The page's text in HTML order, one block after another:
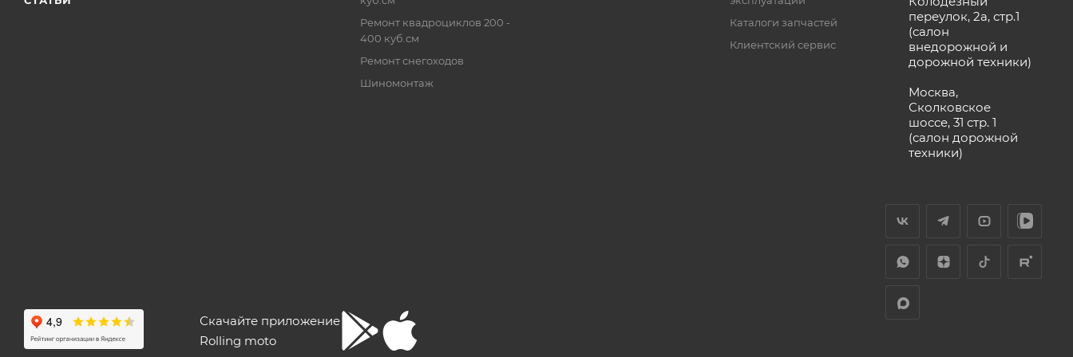
Ремонт квадроциклов 200 -
400 куб.см
Ремонт снегоходов
Шиномонтаж
Каталоги запчастей
Клиентский сервис
переулок, 2а, стр.1
(салон
внедорожной и
дорожной техники)
Москва,
Сколковское
шоссе, 31 стр. 1
(салон дорожной
техники)
Скачайте приложение
Rolling moto